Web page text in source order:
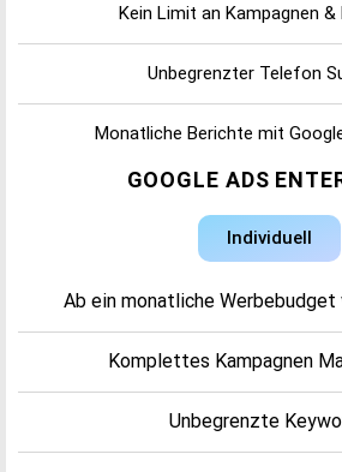
Kein Limit an Kampagnen &
Unbegrenzter Telefon
Monatliche Berichte mit
Verhinderung von Klickbetrug und
Mehr Referenzen
GOOGLE ADS
Individuell
Ab ein monatliche Werbebudget
Komplettes Kampagnen
Unbegrenzte